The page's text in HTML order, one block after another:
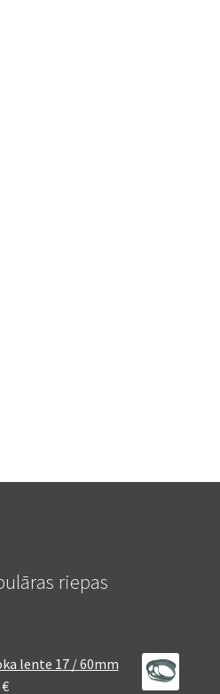
riepas
lente 17 / 60mm
€